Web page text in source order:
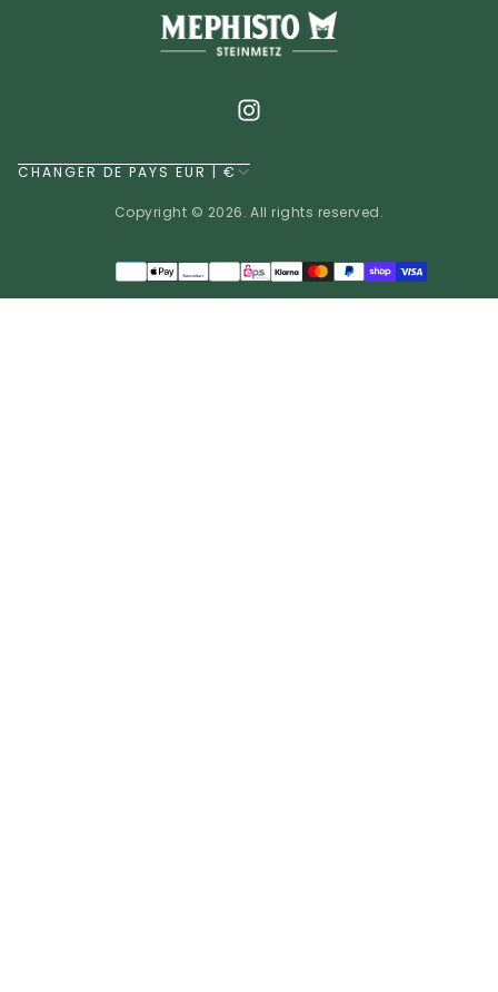
CHANGER DE PAYS EUR | €
Copyright © 2026. All rights reserved.
Méthodes
de